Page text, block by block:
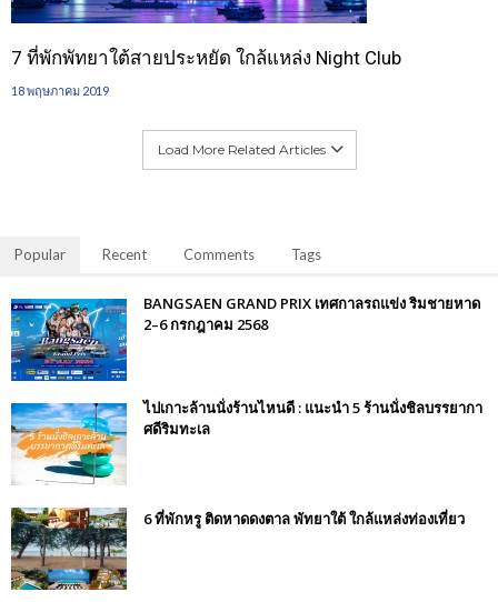
7 ที่พักพัทยาใต้สายประหยัด ใกล้แหล่ง Night Club
18 พฤษภาคม 2019
Load More Related Articles
Popular Recent Comments Tags
BANGSAEN GRAND PRIX เทศกาลรถแข่ง ริมชายหาด
2–6 กรกฎาคม 2568
ไปเกาะล้านนั่งร้านไหนดี : แนะนำ 5 ร้านนั่งชิลบรรยากา
ศดีริมทะเล
6 ที่พักหรู ติดหาดดงตาล พัทยาใต้ ใกล้แหล่งท่องเที่ยว